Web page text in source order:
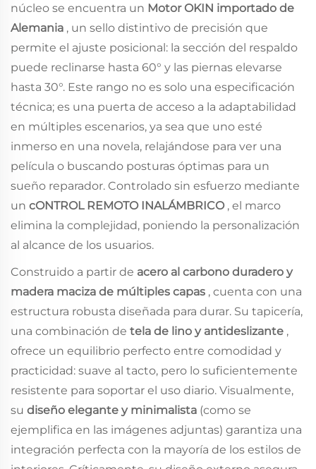
núcleo se encuentra un Motor OKIN importado de
Alemania , un sello distintivo de precisión que
permite el ajuste posicional: la sección del respaldo
puede reclinarse hasta 60° y las piernas elevarse
hasta 30°. Este rango no es solo una especificación
técnica; es una puerta de acceso a la adaptabilidad
en múltiples escenarios, ya sea que uno esté
inmerso en una novela, relajándose para ver una
película o buscando posturas óptimas para un
sueño reparador. Controlado sin esfuerzo mediante
un cONTROL REMOTO INALÁMBRICO , el marco
elimina la complejidad, poniendo la personalización
al alcance de los usuarios.
Construido a partir de acero al carbono duradero y
madera maciza de múltiples capas , cuenta con una
estructura robusta diseñada para durar. Su tapicería,
una combinación de tela de lino y antideslizante ,
ofrece un equilibrio perfecto entre comodidad y
practicidad: suave al tacto, pero lo suficientemente
resistente para soportar el uso diario. Visualmente,
su diseño elegante y minimalista (como se
ejemplifica en las imágenes adjuntas) garantiza una
integración perfecta con la mayoría de los estilos de